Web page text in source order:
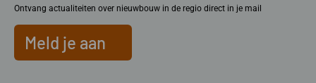
Ontvang actualiteiten over nieuwbouw in de regio direct in je mail
Meld je aan